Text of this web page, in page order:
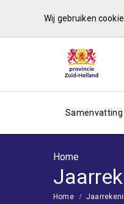
Wij gebruiken
Samenvatting
Home
Home